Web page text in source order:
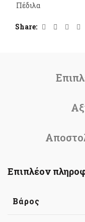
Πέδιλα
Share
Επιπλέον
Βάρος